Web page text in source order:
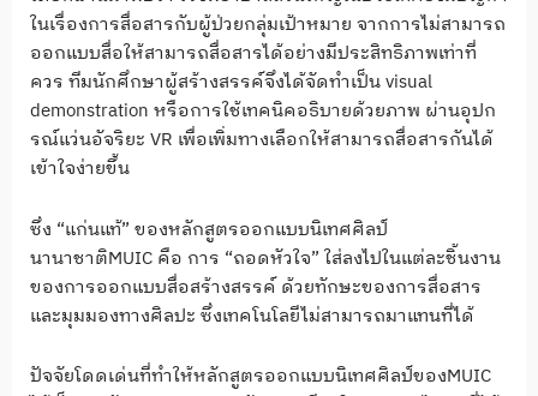
ในเรื่องการสื่อสารกับผู้ป่วยกลุ่มเป้าหมาย จากการไม่สามารถ
ออกแบบสื่อให้สามารถสื่อสารได้อย่างมีประสิทธิภาพเท่าที่
ควร ทีมนักศึกษาผู้สร้างสรรค์จึงได้จัดทำเป็น visual
demonstration หรือการใช้เทคนิคอธิบายด้วยภาพ ผ่านอุปก
รณ์แว่นอัจริยะ VR เพื่อเพิ่มทางเลือกให้สามารถสื่อสารกันได้
เข้าใจง่ายขึ้น
ซึ่ง “แก่นแท้” ของหลักสูตรออกแบบนิเทศศิลป์
นานาชาติMUIC คือ การ “ถอดหัวใจ” ใส่ลงไปในแต่ละชิ้นงาน
ของการออกแบบสื่อสร้างสรรค์ ด้วยทักษะของการสื่อสาร
และมุมมองทางศิลปะ ซึ่งเทคโนโลยีไม่สามารถมาแทนที่ได้
ปัจจัยโดดเด่นที่ทำให้หลักสูตรออกแบบนิเทศศิลป์ของMUIC